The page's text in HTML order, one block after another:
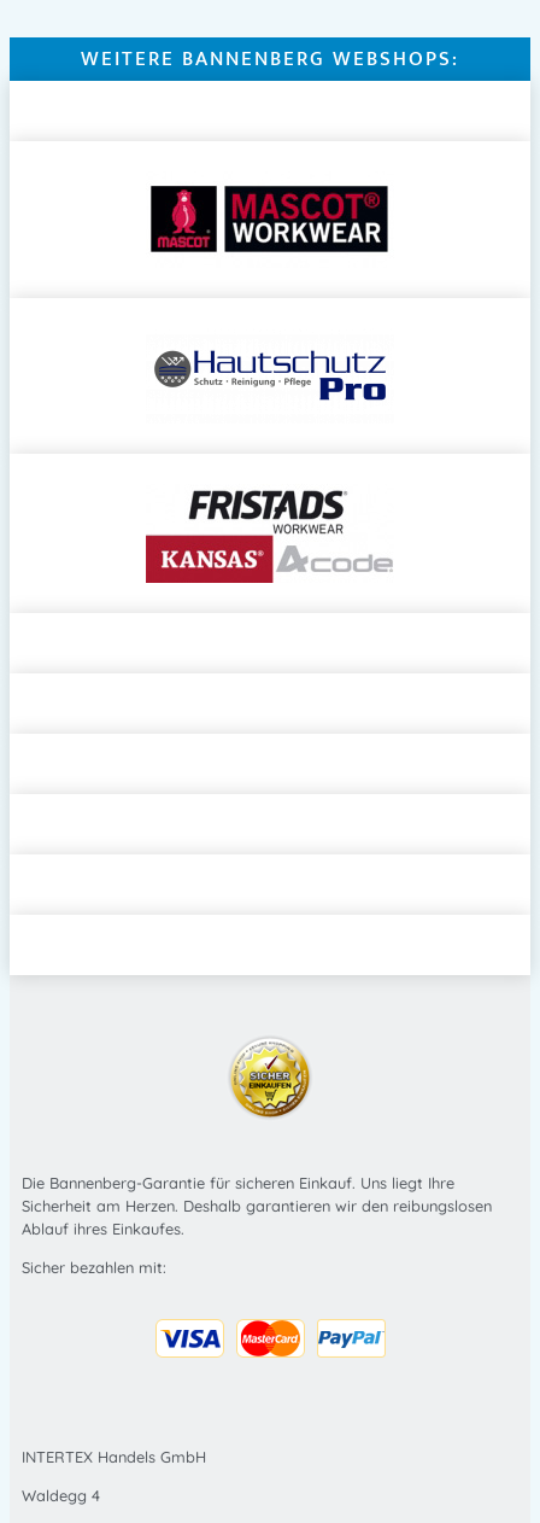
WEITERE BANNENBERG WEBSHOPS:
Die Bannenberg-Garantie für sicheren Einkauf. Uns liegt Ihre
Sicherheit am Herzen. Deshalb garantieren wir den reibungslosen
Ablauf ihres Einkaufes.
Sicher bezahlen mit:
INTERTEX Handels GmbH
Waldegg 4